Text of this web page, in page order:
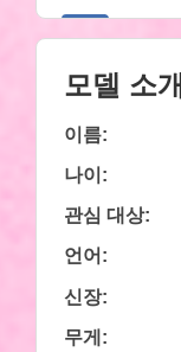
모델 소개
이름:
나이:
관심 대상:
언어:
신장:
무게: